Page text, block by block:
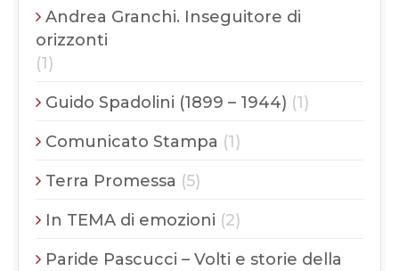
Andrea Granchi. Inseguitore di
orizzonti
(1)
Guido Spadolini (1899 – 1944) (1)
Comunicato Stampa (1)
Terra Promessa (5)
In TEMA di emozioni (2)
Paride Pascucci – Volti e storie della